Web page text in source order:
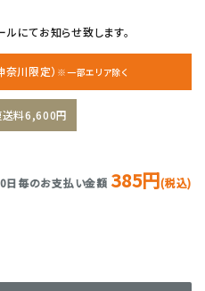
にてお知らせ致します。
奈川限定） ※一部エリア除く
料6,600円
日毎のお支払い金額 385円(税込)